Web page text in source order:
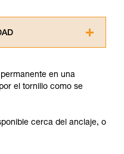
comprender la
para poder
informativo.
Confirme a
su capacidad para
en una
el tornillo como se
cerca del anclaje, o